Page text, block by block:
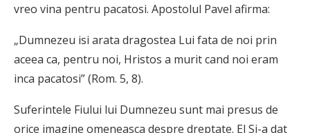
vreo vina pentru paca­tosi. Apostolul Pavel afirma:
„Dumnezeu isi arata dragostea Lui fata de noi prin
aceea ca, pentru noi, Hristos a murit cand noi eram
inca pacatosi” (Rom. 5, 8).
Suferintele Fiului lui Dumnezeu sunt mai presus de
orice ima­gine omeneasca despre dreptate. El Si-a dat